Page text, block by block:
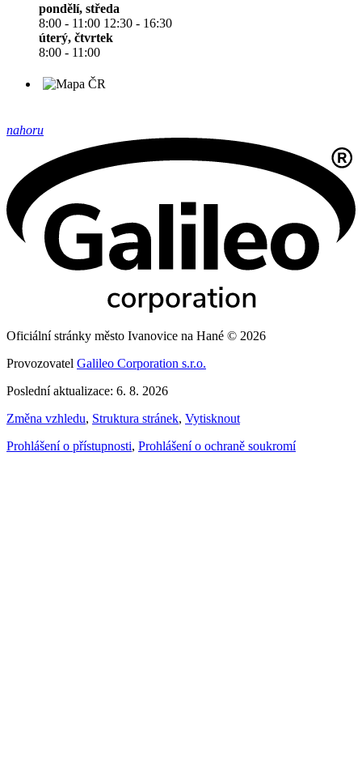
pondělí, středa
8:00 - 11:00 12:30 - 16:30
úterý, čtvrtek
8:00 - 11:00
nahoru
Oficiální stránky město Ivanovice na Hané © 2026
Provozovatel Galileo Corporation s.r.o.
Poslední aktualizace: 6. 8. 2026
Změna vzhledu, Struktura stránek, Vytisknout
Prohlášení o přístupnosti, Prohlášení o ochraně soukromí